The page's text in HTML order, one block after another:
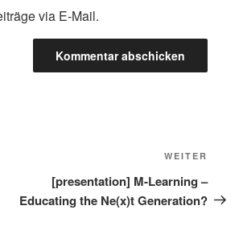
via E-Mail.
Beitrag
WEITER
[presentation] M-Learning –
Educating the Ne(x)t Generation?